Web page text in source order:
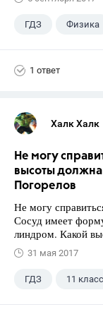
ГДЗ Физика
1 ответ
Халк Халк
Не могу
высоты должна
Погорелов
Не могу
Сосуд имеет
линдром. Какой
31 мая 2017
ГДЗ 11 класс